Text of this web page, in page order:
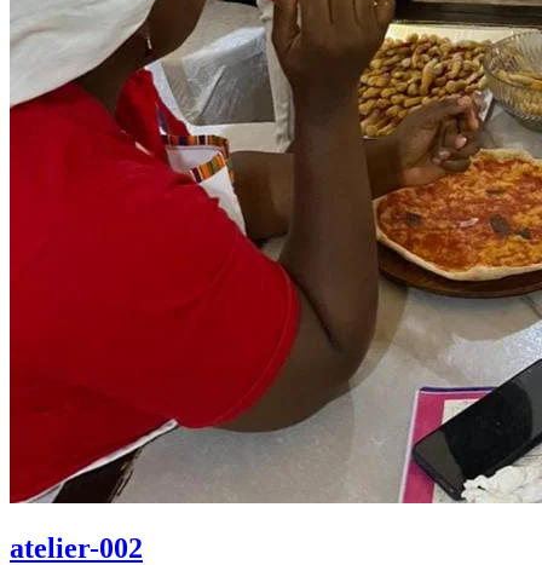
atelier-002